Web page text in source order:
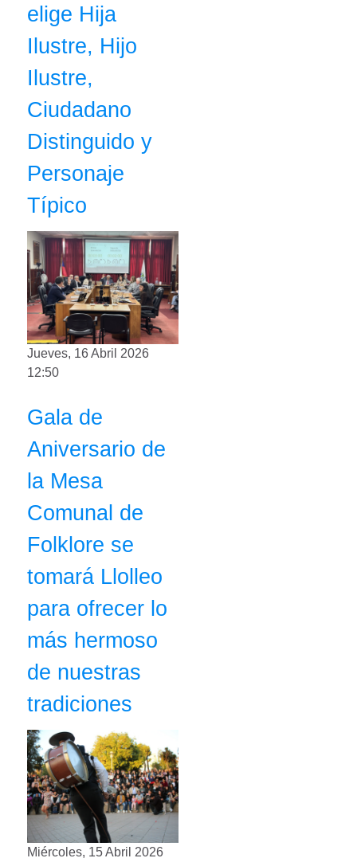
elige Hija
Ilustre, Hijo
Ilustre,
Ciudadano
Distinguido y
Personaje
Típico
Jueves, 16 Abril 2026
12:50
Gala de
Aniversario de
la Mesa
Comunal de
Folklore se
tomará Llolleo
para ofrecer lo
más hermoso
de nuestras
tradiciones
Miércoles, 15 Abril 2026